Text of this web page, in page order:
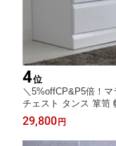
4位
＼5%offCP&P5倍！
チェスト タンス 箪笥
レール付き 引き出し
おしゃれ ホワイト 通
29,800 円